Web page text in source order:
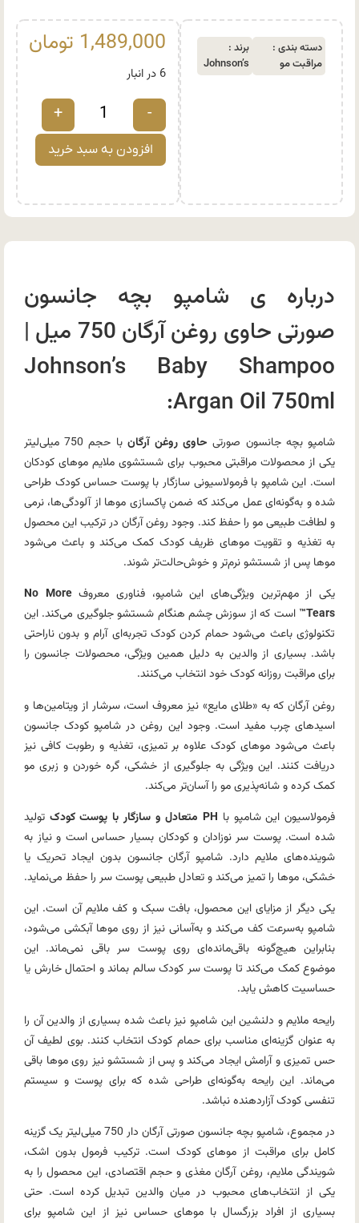
دسته بندی :
مراقبت مو
برند :
Johnson’s
1,489,000 تومان
6 در انبار
-
+
افزودن به سبد خرید
درباره ی شامپو بچه جانسون
صورتی حاوی روغن آرگان 750 میل |
Johnson’s Baby Shampoo
Argan Oil 750ml:
شامپو بچه جانسون صورتی حاوی روغن آرگان
با حجم 750 میلی‌لیتر
یکی از محصولات مراقبتی محبوب برای شستشوی ملایم موهای کودکان
است. این شامپو با فرمولاسیونی سازگار با پوست حساس کودک طراحی
شده و به‌گونه‌ای عمل می‌کند که ضمن پاکسازی موها از آلودگی‌ها، نرمی
و لطافت طبیعی مو را حفظ کند. وجود روغن آرگان در ترکیب این محصول
به تغذیه و تقویت موهای ظریف کودک کمک می‌کند و باعث می‌شود
موها پس از شستشو نرم‌تر و خوش‌حالت‌تر شوند.
یکی از مهم‌ترین ویژگی‌های این شامپو، فناوری معروفNo More
Tears™ است که از سوزش چشم هنگام شستشو جلوگیری می‌کند. این
تکنولوژی باعث می‌شود حمام کردن کودک تجربه‌ای آرام و بدون ناراحتی
باشد. بسیاری از والدین به دلیل همین ویژگی، محصولات جانسون را
برای مراقبت روزانه کودک خود انتخاب می‌کنند.
روغن آرگان که به «طلای مایع» نیز معروف است، سرشار از ویتامین‌ها و
اسیدهای چرب مفید است. وجود این روغن در شامپو کودک جانسون
باعث می‌شود موهای کودک علاوه بر تمیزی، تغذیه و رطوبت کافی نیز
دریافت کنند. این ویژگی به جلوگیری از خشکی، گره خوردن و زبری مو
کمک کرده و شانه‌پذیری مو را آسان‌تر می‌کند.
فرمولاسیون این شامپو با PH متعادل و سازگار با پوست کودک
تولید
شده است. پوست سر نوزادان و کودکان بسیار حساس است و نیاز به
شوینده‌های ملایم دارد. شامپو آرگان جانسون بدون ایجاد تحریک یا
خشکی، موها را تمیز می‌کند و تعادل طبیعی پوست سر را حفظ می‌نماید.
یکی دیگر از مزایای این محصول، بافت سبک و کف ملایم آن است. این
شامپو به‌سرعت کف می‌کند و به‌آسانی نیز از روی موها آبکشی می‌شود،
بنابراین هیچ‌گونه باقی‌مانده‌ای روی پوست سر باقی نمی‌ماند. این
موضوع کمک می‌کند تا پوست سر کودک سالم بماند و احتمال خارش یا
حساسیت کاهش یابد.
رایحه ملایم و دلنشین این شامپو نیز باعث شده بسیاری از والدین آن را
به عنوان گزینه‌ای مناسب برای حمام کودک انتخاب کنند. بوی لطیف آن
حس تمیزی و آرامش ایجاد می‌کند و پس از شستشو نیز روی موها باقی
می‌ماند. این رایحه به‌گونه‌ای طراحی شده که برای پوست و سیستم
تنفسی کودک آزاردهنده نباشد.
در مجموع، شامپو بچه جانسون صورتی آرگان دار 750 میلی‌لیتر یک گزینه
کامل برای مراقبت از موهای کودک است. ترکیب فرمول بدون اشک،
شویندگی ملایم، روغن آرگان مغذی و حجم اقتصادی، این محصول را به
یکی از انتخاب‌های محبوب در میان والدین تبدیل کرده است. حتی
بسیاری از افراد بزرگسال با موهای حساس نیز از این شامپو برای